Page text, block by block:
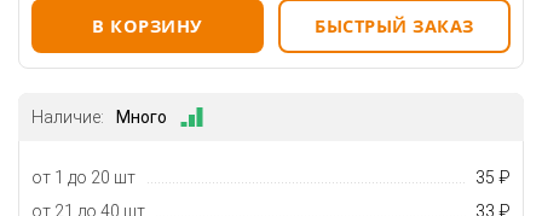
В КОРЗИНУ БЫСТРЫЙ ЗАКАЗ
Наличие: Много
от 1 до 20 шт
35 ₽
от 21 до 40 шт
33 ₽